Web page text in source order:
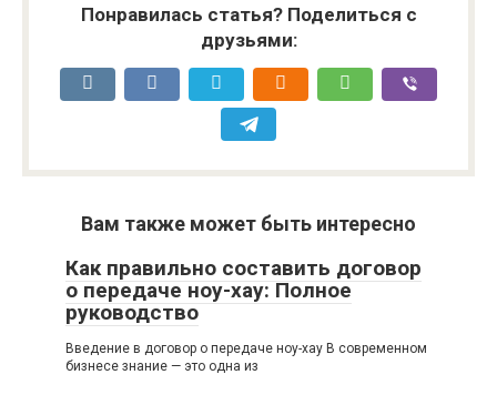
Понравилась статья? Поделиться с
друзьями:
Вам также может быть интересно
Как правильно составить договор
о передаче ноу-хау: Полное
руководство
Введение в договор о передаче ноу-хау В современном
бизнесе знание — это одна из